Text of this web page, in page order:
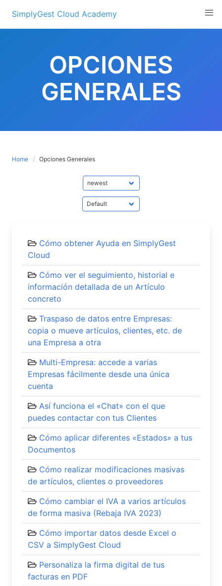
content
SimplyGest Cloud Academy
OPCIONES
GENERALES
Home Opciones Generales
Cómo obtener Ayuda en SimplyGest
Cloud
Cómo ver el seguimiento, historial e
información detallada de un Artículo
concreto
Traspaso de datos entre Empresas:
copia o mueve artículos, clientes, etc. de
una Empresa a otra
Multi-Empresa: accede a varias
Empresas fácilmente desde una única
cuenta
Así funciona el «Chat» con el que
puedes contactar con tus Clientes
Cómo aplicar diferentes «Estados» a tus
Documentos
Cómo realizar modificaciones masivas
de artículos, clientes o proveedores
Cómo cambiar el IVA a varios artículos
de forma masiva (Rebaja IVA 2023)
Cómo importar datos desde Excel o
CSV a SimplyGest Cloud
Personaliza la firma digital de tus
facturas en PDF